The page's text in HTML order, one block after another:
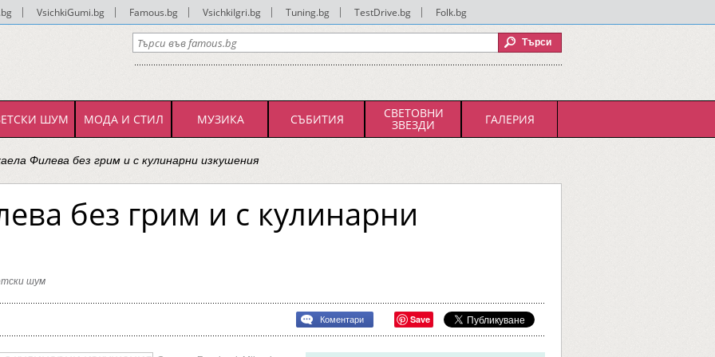
VsichkiGumi.bg Famous.bg VsichkiIgri.bg Tuning.bg TestDrive.bg Folk.bg
ШУМ МОДА И СТИЛ МУЗИКА СЪБИТИЯ СВЕТОВНИ
ЗВЕЗДИ ГАЛЕРИЯ
Филева без грим и с кулинарни изкушения
без грим и с кулинарни
шум
Коментари Save